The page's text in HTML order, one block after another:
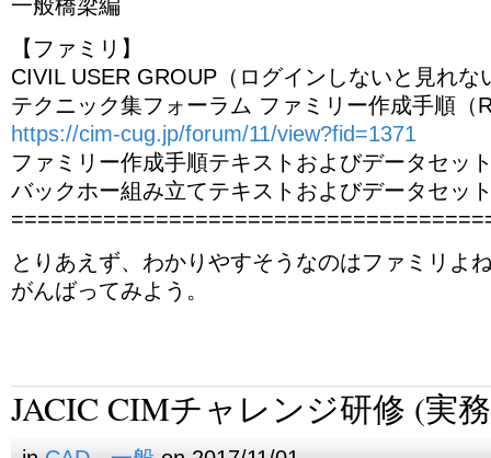
一般橋梁編
【ファミリ】
CIVIL USER GROUP（ログインしないと見れな
テクニック集フォーラム ファミリー作成手順（
https://cim-cug.jp/forum/11/view?fid=1371
ファミリー作成手順テキストおよびデータセッ
バックホー組み立てテキストおよびデータセッ
とりあえず、わかりやすそうなのはファミリよ
がんばってみよう。
JACIC CIMチャレンジ研修 (実